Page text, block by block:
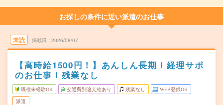
お探しの条件に近い派遣のお仕事
未読 掲載日 2026/08/07
【高時給1500円！】あんしん長期！経理サポ
のお仕事！残業なし
職種未経験OK 交通費別途支給あり 残業なし WEB登録OK
派遣